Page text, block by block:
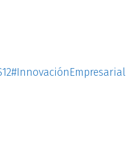
#InnovaciónEmpresarial